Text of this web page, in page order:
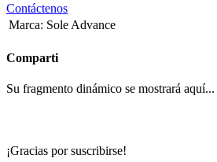
Contáctenos
Marca: Sole Advance
Comparti
Su fragmento dinámico se mostrará
¡Gracias por suscribirse!